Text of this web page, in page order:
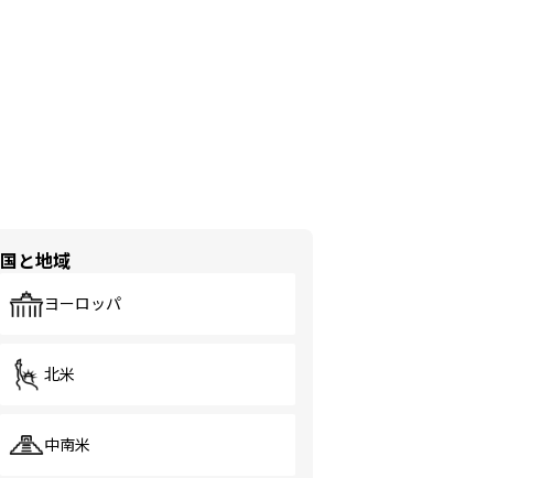
国と地域
ヨーロッパ
北米
中南米